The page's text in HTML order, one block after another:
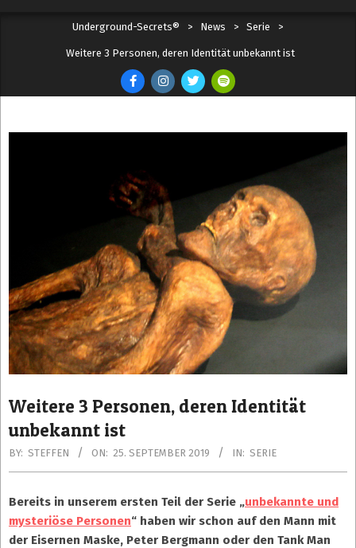
Secondary
Menu
Underground-Secrets® > News > Serie >
Weitere 3 Personen, deren Identität unbekannt ist
Weitere 3 Personen, deren Identität
unbekannt ist
BY: STEFFEN ON: 25. SEPTEMBER 2019 IN: SERIE
Bereits in unserem ersten Teil der Serie „unbekannte und
mysteriöse Personen“ haben wir schon auf den Mann mit
der Eisernen Maske, Peter Bergmann oder den Tank Man